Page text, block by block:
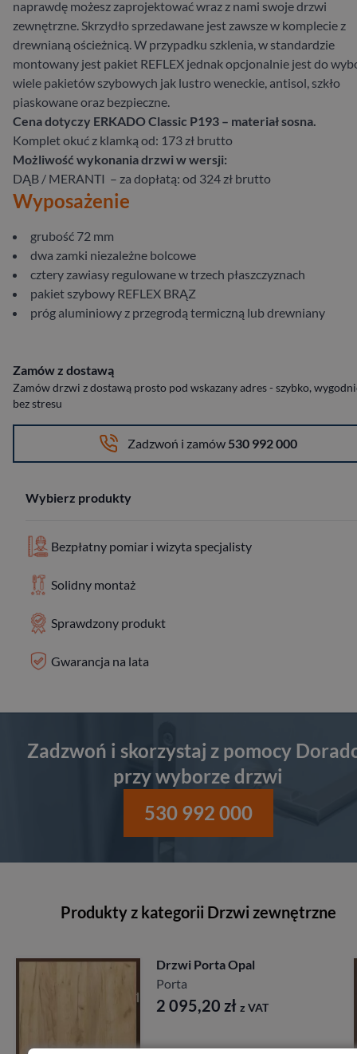
naprawdę możesz zaprojektować wraz z nami swoje drzwi
zewnętrzne. Skrzydło sprzedawane jest zawsze w komplecie z
drewnianą ościeżnicą. W przypadku szklenia, w standardzie
montowany jest pakiet REFLEX jednak opcjonalnie jest do
wiele pakietów szybowych jak lustro weneckie, antisol, szkło
piaskowane oraz bezpieczne.
Cena dotyczy ERKADO Classic P193 – materiał sosna.
Komplet okuć z klamką od: 173 zł brutto
Możliwość wykonania drzwi w wersji:
DĄB / MERANTI – za dopłatą: od 324 zł brutto
Wyposażenie
grubość 72 mm
dwa zamki niezależne bolcowe
cztery zawiasy regulowane w trzech płaszczyznach
pakiet szybowy REFLEX BRĄZ
próg aluminiowy z przegrodą termiczną lub drewniany
Zamów z dostawą
Zamów drzwi z dostawą prosto pod wskazany adres - szybko,
bez stresu
Zadzwoń i zamów 530 992 000
Wybierz produkty
Bezpłatny pomiar i wizyta specjalisty
Solidny montaż
Sprawdzony produkt
Gwarancja na lata
Zadzwoń i skorzystaj z pomocy
przy wyborze drzwi
530 992 000
Produkty z kategorii Drzwi zewnętrzne
Drzwi Porta
Porta